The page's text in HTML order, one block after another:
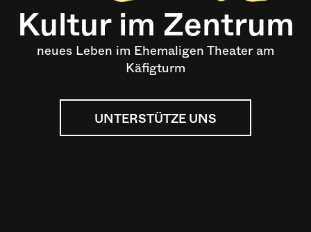
Kultur im Zentrum
neues Leben im Ehemaligen Theater am
Käfigturm
UNTERSTÜTZE UNS